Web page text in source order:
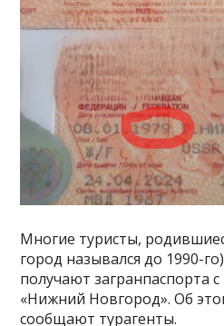
Многие туристы,
город назывался до 1990-
получают загранпаспорта
«Нижний Новгород». Об
сообщают турагенты.